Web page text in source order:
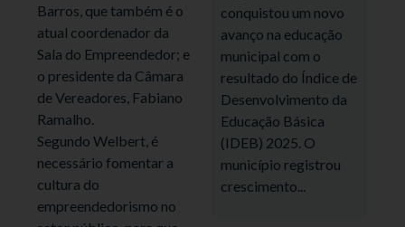
Barros, que também é o
atual coordenador da
Sala do Empreendedor; e
o presidente da Câmara
de Vereadores, Fabiano
Ramalho.
Segundo Welbert, é
necessário fomentar a
cultura do
empreendedorismo no
conquistou um novo
avanço na educação
municipal com o
resultado do Índice de
Desenvolvimento da
Educação Básica
(IDEB) 2025. O
município registrou
crescimento...